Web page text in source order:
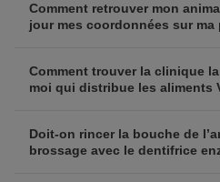
Comment retrouver mon
jour mes coordonnées sur ma
Comment trouver la clinique
moi qui distribue les aliments
Doit-on rincer la bouche de
brossage avec le dentifrice